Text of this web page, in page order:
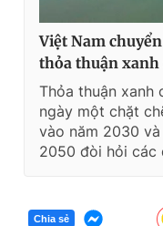
Việt Nam
thỏa thuận xanh
Thỏa thuận xanh
ngày một chặt
vào năm 2030
2050 đòi hỏi các
Chia sẻ